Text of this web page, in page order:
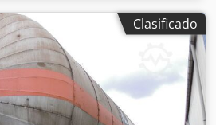
Clasificado